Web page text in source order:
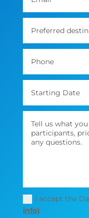
I accept the
info)